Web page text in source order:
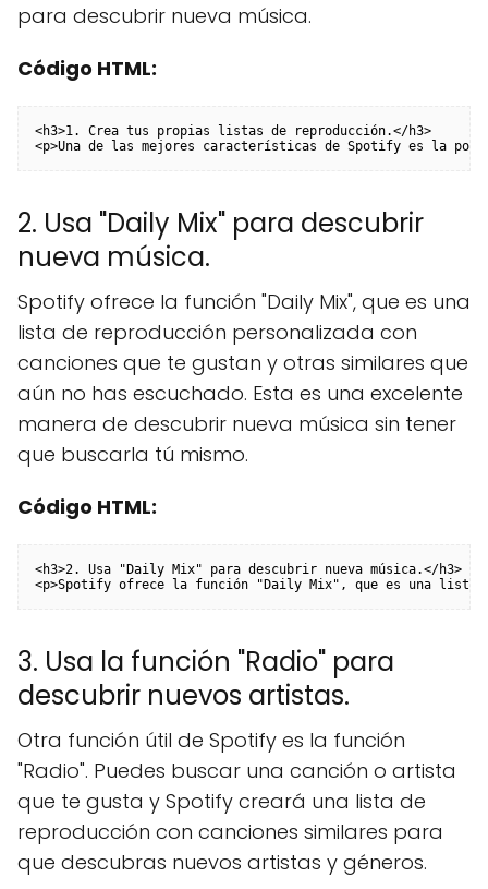
para descubrir nueva música.
Código HTML:
<h3>1. Crea tus propias listas de reproducción.</h3>
<p>Una de las mejores características de Spotify es la
2. Usa "Daily Mix" para descubrir
nueva música.
Spotify ofrece la función "Daily Mix", que es una
lista de reproducción personalizada con
canciones que te gustan y otras similares que
aún no has escuchado. Esta es una excelente
manera de descubrir nueva música sin tener
que buscarla tú mismo.
Código HTML:
<h3>2. Usa "Daily Mix" para descubrir nueva música.</h3>
<p>Spotify ofrece la función "Daily Mix", que es una lista
3. Usa la función "Radio" para
descubrir nuevos artistas.
Otra función útil de Spotify es la función
"Radio". Puedes buscar una canción o artista
que te gusta y Spotify creará una lista de
reproducción con canciones similares para
que descubras nuevos artistas y géneros.